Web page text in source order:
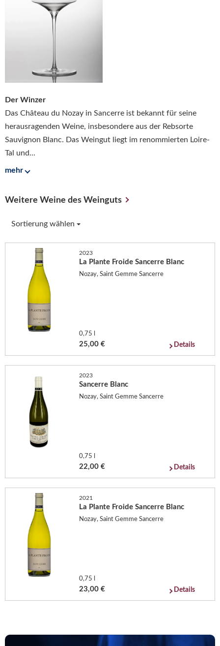
Der Winzer
Das Château du Nozay in Sancerre ist bekannt für seine
herausragenden Weine, insbesondere aus der Rebsorte
Sauvignon Blanc. Das Weingut liegt im renommierten Loire-
Tal und...
mehr
Weitere Weine des Weinguts
Sortierung wählen
2023
La Plante Froide Sancerre Blanc
Nozay, Saint Gemme Sancerre
0,75 l
25,00 € Details
2023
Sancerre Blanc
Nozay, Saint Gemme Sancerre
0,75 l
22,00 € Details
2021
La Plante Froide Sancerre Blanc
Nozay, Saint Gemme Sancerre
0,75 l
23,00 € Details